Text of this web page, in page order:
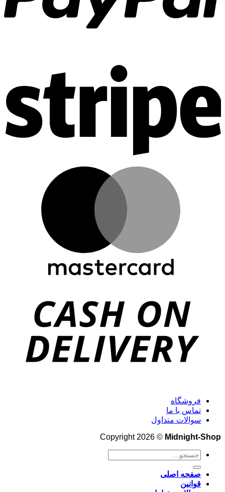
فروشگاه
تماس با ما
سوالات متداول
Copyright 2026 © Midnight-Shop
جستجو
صفحه اصلی
قوانین